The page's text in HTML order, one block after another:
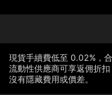
現貨手續費低至 0.02%，
流動性供應商可享返佣折
沒有隱藏費用或價差。